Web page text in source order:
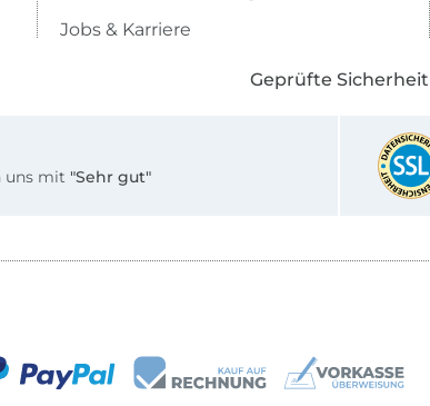
Jobs & Karriere
Geprüfte Sicherheit
uns mit "Sehr gut"